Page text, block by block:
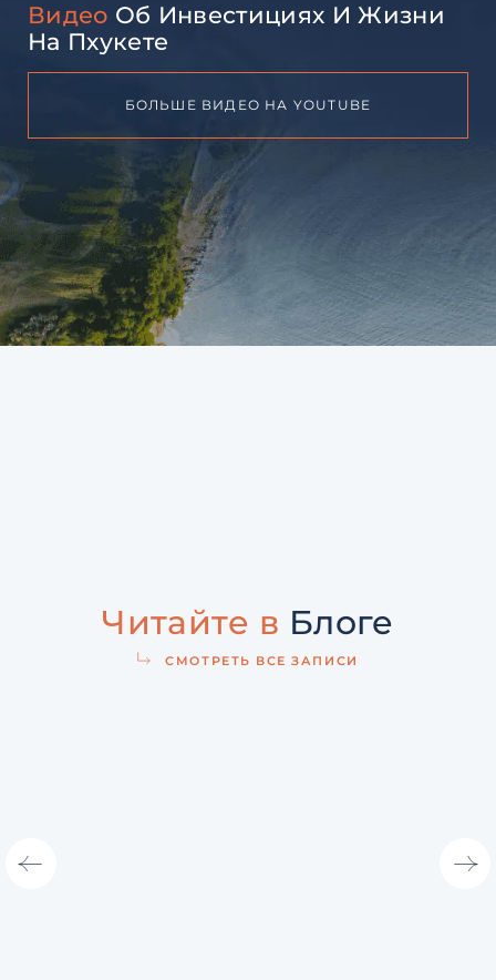
Видео Об Инвестициях И Жизни
На Пхукете
БОЛЬШЕ ВИДЕО НА YOUTUBE
Читайте в Блоге
СМОТРЕТЬ ВСЕ ЗАПИСИ